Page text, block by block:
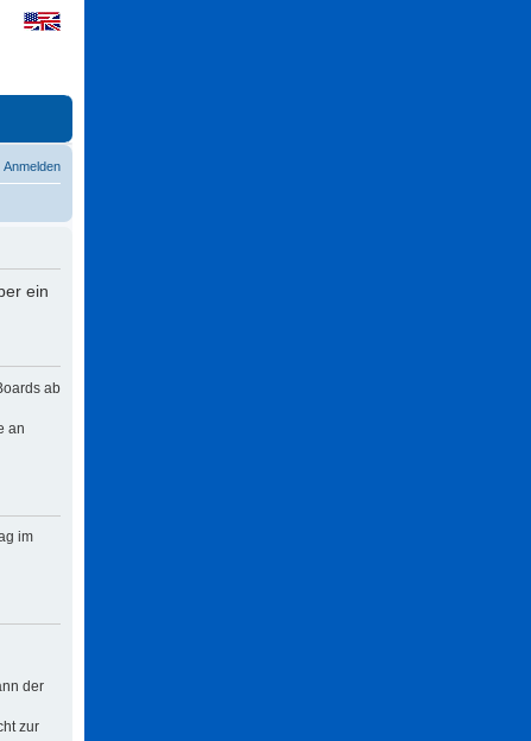
Anmelden
ein
ab
an
im
der
zur